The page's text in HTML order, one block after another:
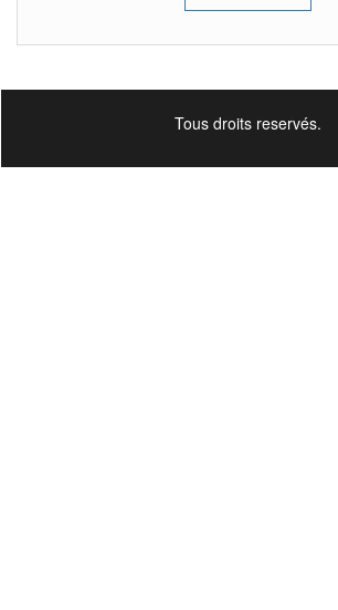
Tous droits reservés.